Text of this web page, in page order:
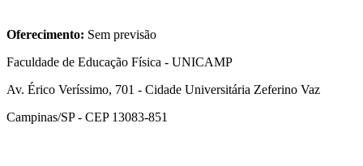
Oferecimento: Sem previsão
Faculdade de Educação Física - UNICAMP
Av. Érico Veríssimo, 701 - Cidade Universitária Zeferino Vaz
Campinas/SP - CEP 13083-851